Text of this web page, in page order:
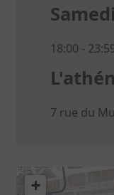
18:00 -
7 rue du
+